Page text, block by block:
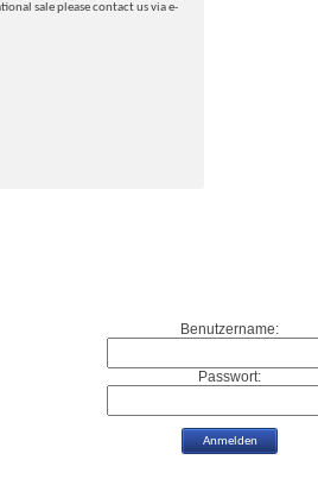
sale please contact us via e-
Benutzername:
Passwort: